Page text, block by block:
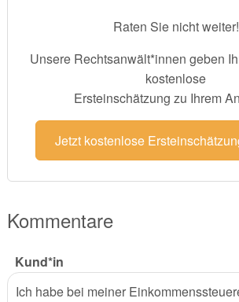
Raten Sie nicht weiter!
Unsere Rechtsanwält*innen geben
kostenlose
Ersteinschätzung zu Ihrem
Jetzt kostenlose
Kommentare
Kund*in
Ich habe bei meiner